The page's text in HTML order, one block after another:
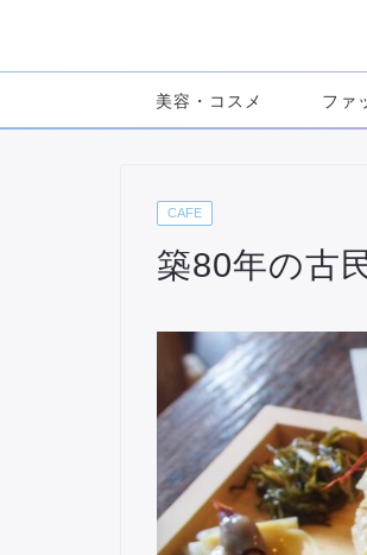
美容・コスメ ファ
CAFE
築80年の古